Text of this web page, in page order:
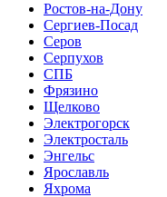
Ростов-на-Дону
Сергиев-Посад
Серов
Серпухов
СПБ
Фрязино
Щелково
Электрогорск
Электросталь
Энгельс
Ярославль
Яхрома